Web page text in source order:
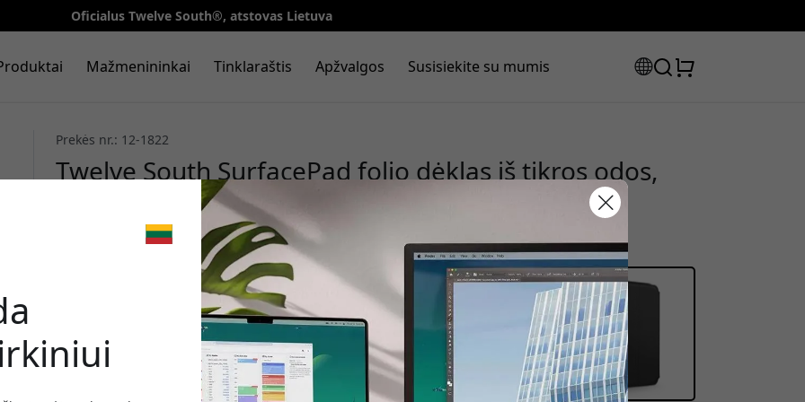
Oficialus Twelve South®, atstovas Lietuva
Mažmenininkai Tinklaraštis Apžvalgos Susisiekite su mumis
Prekės nr.: 12-1822
Twelve South SurfacePad folio dėklas iš tikros odos,
skirtas iPhone XS Max, su stovu ir dviem kortelių
kišenėlėmis - Juoda🎉 Jūsų nuolaidos kodas:
Norėdami gauti 20% nuolaidą, naudokite šį kodą